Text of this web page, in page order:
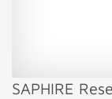
SAPHIRE